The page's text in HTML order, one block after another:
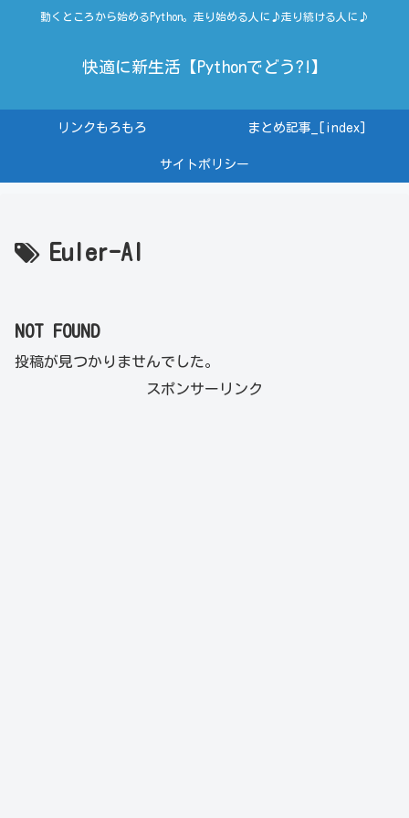
動くところから始めるPython。走り始める人に♪走り続ける人に♪
快適に新生活【Pythonでどう?!】
リンクもろもろ まとめ記事_[index]
サイトポリシー
Euler-AI
NOT FOUND
投稿が見つかりませんでした。
スポンサーリンク